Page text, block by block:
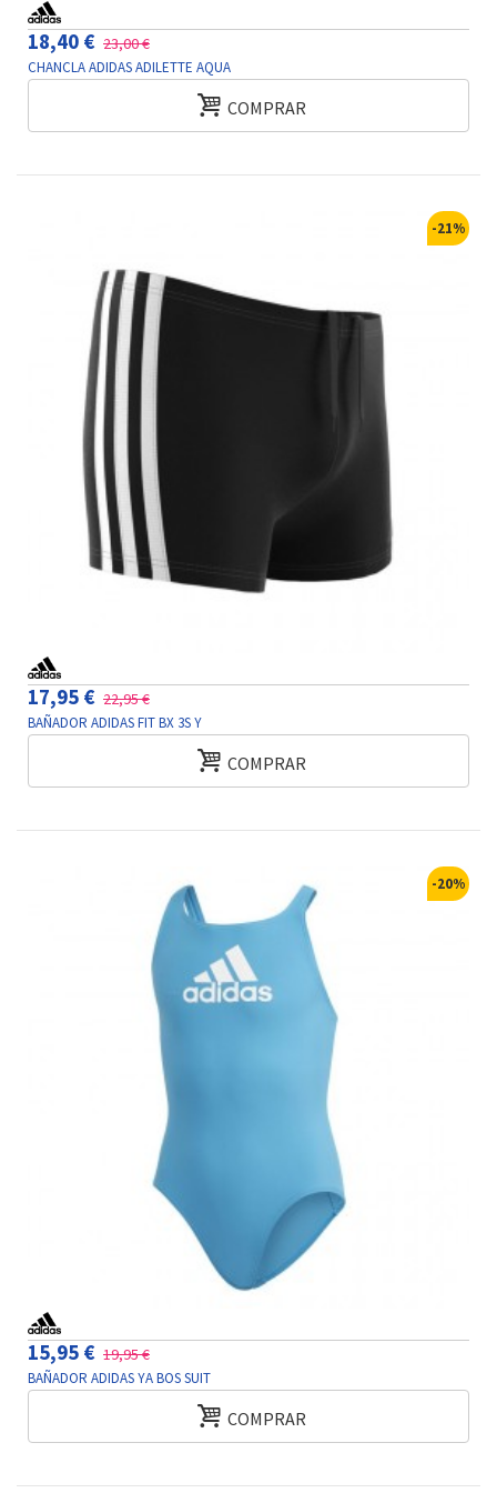
18,40 € 23,00 €
CHANCLA ADIDAS ADILETTE AQUA
COMPRAR
-21%
17,95 € 22,95 €
BAÑADOR ADIDAS FIT BX 3S Y
COMPRAR
-20%
15,95 € 19,95 €
BAÑADOR ADIDAS YA BOS SUIT
COMPRAR